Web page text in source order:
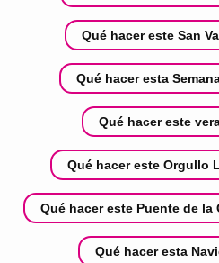
Qué hacer este San
Qué hacer esta
Qué hacer este
Qué hacer este Orgullo
Qué hacer este Puente de
Qué hacer esta